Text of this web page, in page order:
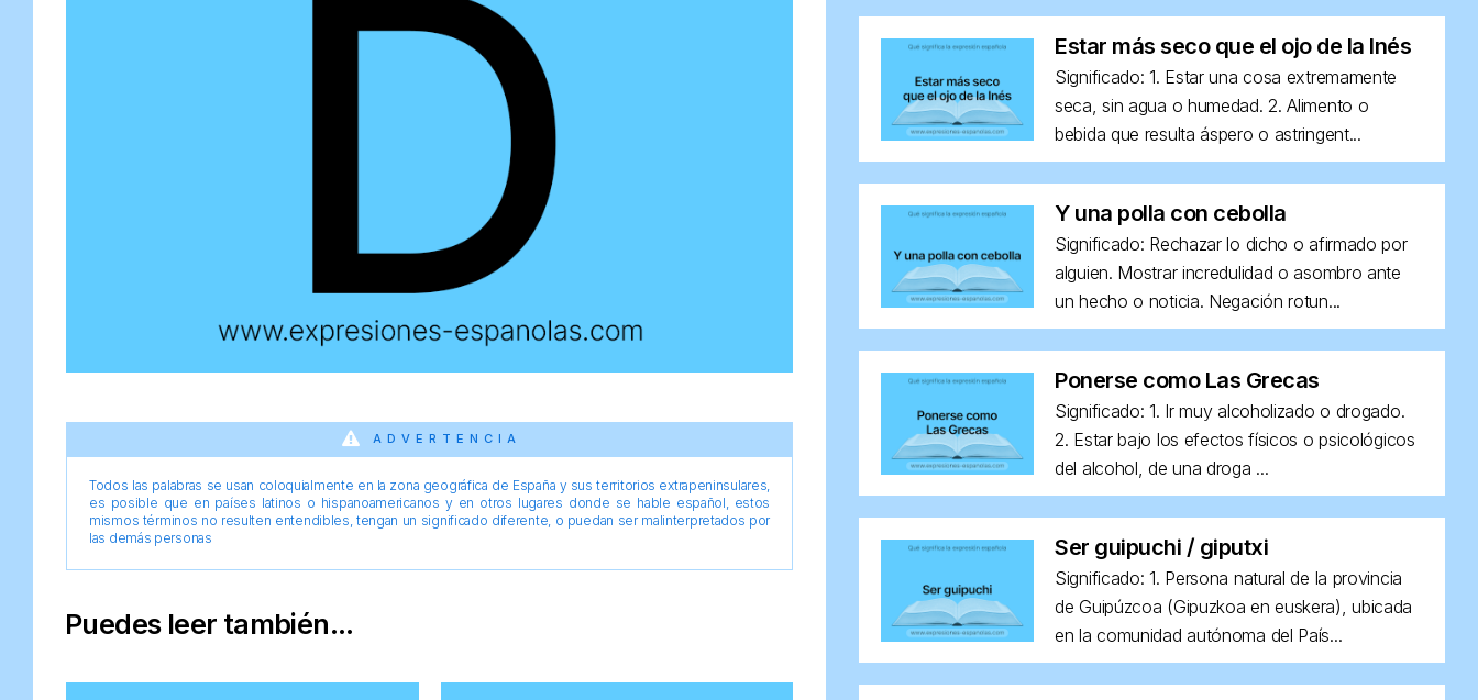
ADVERTENCIA
Todos las palabras se usan coloquialmente en la zona geográfica de España y sus territorios extrapeninsulares,
es posible que en países latinos o hispanoamericanos y en otros lugares donde se hable español, estos
mismos términos no resulten entendibles, tengan un significado diferente, o puedan ser malinterpretados por
las demás personas
Puedes leer también...
Estar más seco que el ojo de la Inés
Significado: 1. Estar una cosa extremamente
seca, sin agua o humedad. 2. Alimento o
bebida que resulta áspero o astringent...
Y una polla con cebolla
Significado: Rechazar lo dicho o afirmado por
alguien. Mostrar incredulidad o asombro ante
un hecho o noticia. Negación rotun...
Ponerse como Las Grecas
Significado: 1. Ir muy alcoholizado o drogado.
2. Estar bajo los efectos físicos o psicológicos
del alcohol, de una droga ...
Ser guipuchi / giputxi
Significado: 1. Persona natural de la provincia
de Guipúzcoa (Gipuzkoa en euskera), ubicada
en la comunidad autónoma del País...